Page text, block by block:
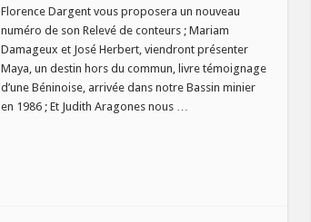
Florence Dargent vous proposera un nouveau
numéro de son Relevé de conteurs ; Mariam
Damageux et José Herbert, viendront présenter
Maya, un destin hors du commun, livre témoignage
d’une Béninoise, arrivée dans notre Bassin minier
en 1986 ; Et Judith Aragones nous …